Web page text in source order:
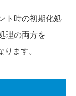
ト時の初期化処
理の両方を
ます。